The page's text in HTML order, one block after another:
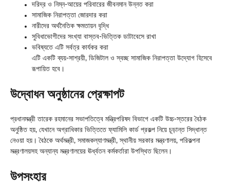
দরিদ্র ও নিম্ন-আয়ের পরিবারের জীবনমান উন্নত করা
সামাজিক নিরাপত্তা জোরদার করা
নারীদের অর্থনৈতিক ক্ষমতায়ন বৃদ্ধি
সুবিধাভোগীদের সংখ্যা বাস্তব-ভিত্তিক ডাটাবেসে রাখা
ভবিষ্যতে এটি সর্বত্র কার্যকর করা
এটি একটি ব্যয়-সাশ্রয়ী, ডিজিটাল ও স্বচ্ছ সামাজিক নিরাপত্তা উদ্যোগ হিসেবে
রূপায়িত হবে।
উদ্বোধন অনুষ্ঠানের প্রেক্ষাপট
প্রধানমন্ত্রী তারেক রহমানের সভাপতিত্বে মন্ত্রিপরিষদ বিভাগে একটি উচ্চ-স্তরের বৈঠক
অনুষ্ঠিত হয়, যেখানে অগ্রাধিকার ভিত্তিতে ফ্যামিলি কার্ড প্রকল্প নিয়ে চূড়ান্ত সিদ্ধান্ত
নেওয়া হয়। বৈঠকে অর্থমন্ত্রী, সমাজকল্যাণমন্ত্রী, স্থানীয় সরকার মন্ত্রণালয়, পরিকল্পনা
মন্ত্রণালয়সহ অন্যান্য মন্ত্রণালয়ের ঊর্ধ্বতন কর্মকর্তারা উপস্থিত ছিলেন।
উপসংহার